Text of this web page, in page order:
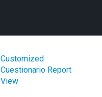
Customized
Cuestionario Report
View